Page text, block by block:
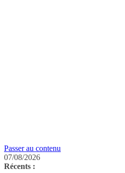
Passer au contenu
07/08/2026
Récents :